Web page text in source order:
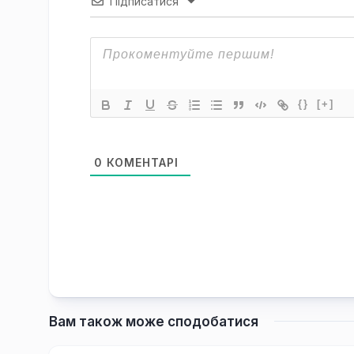
{} [+]
0 КОМЕНТАРІ
Вам також може сподобатися